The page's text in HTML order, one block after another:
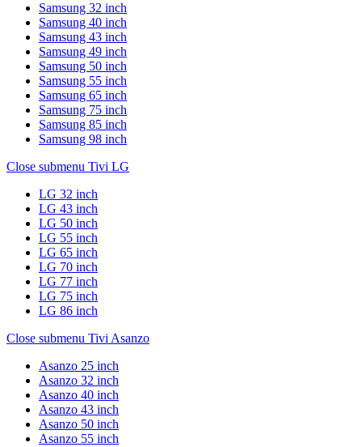
Samsung 32 inch
Samsung 40 inch
Samsung 43 inch
Samsung 49 inch
Samsung 50 inch
Samsung 55 inch
Samsung 65 inch
Samsung 75 inch
Samsung 85 inch
Samsung 98 inch
Close submenu Tivi LG
LG 32 inch
LG 43 inch
LG 50 inch
LG 55 inch
LG 65 inch
LG 70 inch
LG 77 inch
LG 75 inch
LG 86 inch
Close submenu Tivi Asanzo
Asanzo 25 inch
Asanzo 32 inch
Asanzo 40 inch
Asanzo 43 inch
Asanzo 50 inch
Asanzo 55 inch